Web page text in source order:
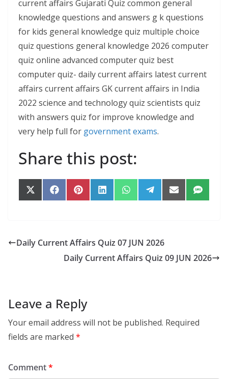
current affairs Gujarati Quiz common general
knowledge questions and answers g k questions
for kids general knowledge quiz multiple choice
quiz questions general knowledge 2026 computer
quiz online advanced computer quiz best
computer quiz- daily current affairs latest current
affairs current affairs GK current affairs in India
2022 science and technology quiz scientists quiz
with answers quiz for improve knowledge and
very help full for government exams.
Share this post:
Share
on
Share
on
Share
on
Share
on
Share
on
Share
on
Share
on
Share
on
Daily Current Affairs Quiz 07 JUN 2026
Daily Current Affairs Quiz 09 JUN 2026
Leave a Reply
Your email address will not be published. Required
fields are marked *
Comment*